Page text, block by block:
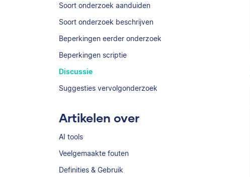
Soort onderzoek aanduiden
Soort onderzoek beschrijven
Beperkingen eerder onderzoek
Beperkingen scriptie
Discussie
Suggesties vervolgonderzoek
Artikelen over
AI tools
Veelgemaakte fouten
Definities & Gebruik